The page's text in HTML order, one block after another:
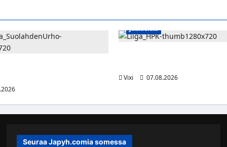
Jääkiekko
Vixi
07.08.2026
Seuraa Japyh.comia somessa